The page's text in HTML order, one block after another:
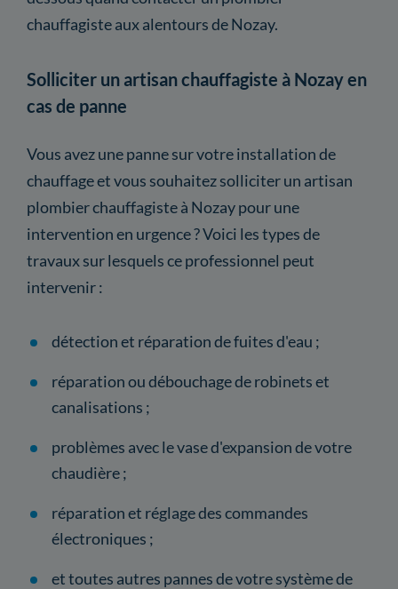
chauffagiste aux alentours de Nozay.
Solliciter un artisan chauffagiste à Nozay en
cas de panne
Vous avez une panne sur votre installation de
chauffage et vous souhaitez solliciter un artisan
plombier chauffagiste à Nozay pour une
intervention en urgence ? Voici les types de
travaux sur lesquels ce professionnel peut
intervenir :
détection et réparation de fuites d'eau ;
réparation ou débouchage de robinets et
canalisations ;
problèmes avec le vase d'expansion de votre
chaudière ;
réparation et réglage des commandes
électroniques ;
et toutes autres pannes de votre système de